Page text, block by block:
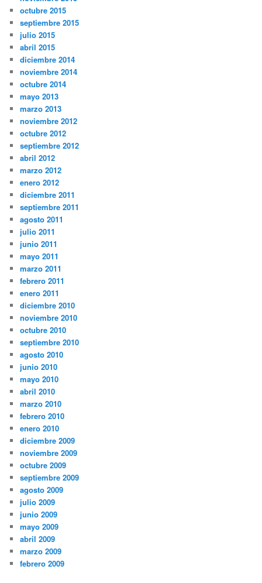
octubre 2015
septiembre 2015
julio 2015
abril 2015
diciembre 2014
noviembre 2014
octubre 2014
mayo 2013
marzo 2013
noviembre 2012
octubre 2012
septiembre 2012
abril 2012
marzo 2012
enero 2012
diciembre 2011
septiembre 2011
agosto 2011
julio 2011
junio 2011
mayo 2011
marzo 2011
febrero 2011
enero 2011
diciembre 2010
noviembre 2010
octubre 2010
septiembre 2010
agosto 2010
junio 2010
mayo 2010
abril 2010
marzo 2010
febrero 2010
enero 2010
diciembre 2009
noviembre 2009
octubre 2009
septiembre 2009
agosto 2009
julio 2009
junio 2009
mayo 2009
abril 2009
marzo 2009
febrero 2009